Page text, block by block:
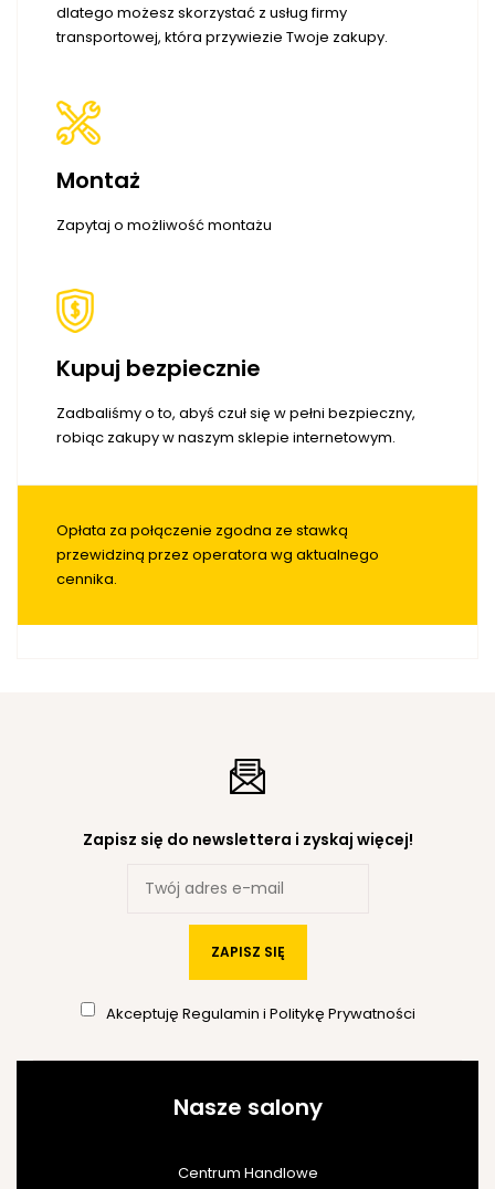
dlatego możesz skorzystać z usług firmy
transportowej, która przywiezie Twoje zakupy.
Montaż
Zapytaj o możliwość montażu
Kupuj bezpiecznie
Zadbaliśmy o to, abyś czuł się w pełni bezpieczny,
robiąc zakupy w naszym sklepie internetowym.
Opłata za połączenie zgodna ze stawką
przewidziną przez operatora wg aktualnego
cennika.
Zapisz się do newslettera i zyskaj więcej!
ZAPISZ SIĘ
Akceptuję Regulamin i Politykę Prywatności
Nasze salony
Centrum Handlowe